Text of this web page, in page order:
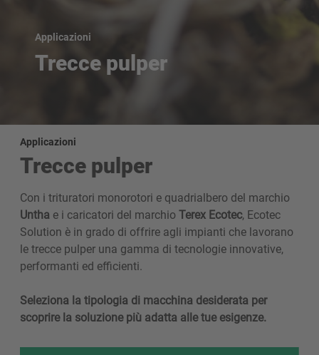
Applicazioni
Trecce pulper
Applicazioni
Trecce pulper
Con i trituratori monorotori e quadrialbero del marchio
Untha e i caricatori del marchio Terex Ecotec, Ecotec
Solution è in grado di offrire agli impianti che lavorano
le trecce pulper una gamma di tecnologie innovative,
performanti ed efficienti.
Seleziona la tipologia di macchina desiderata per
scoprire la soluzione più adatta alle tue esigenze.